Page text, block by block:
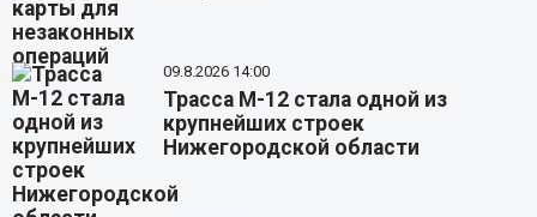
09.8.2026 14:00
Трасса М-12 стала одной из
крупнейших строек
Нижегородской области